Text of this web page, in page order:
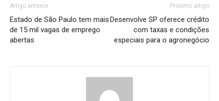
Artigo anterior
Estado de São Paulo tem mais
de 15 mil vagas de emprego
abertas
Próximo artigo
Desenvolve SP oferece crédito
com taxas e condições
especiais para o agronegócio